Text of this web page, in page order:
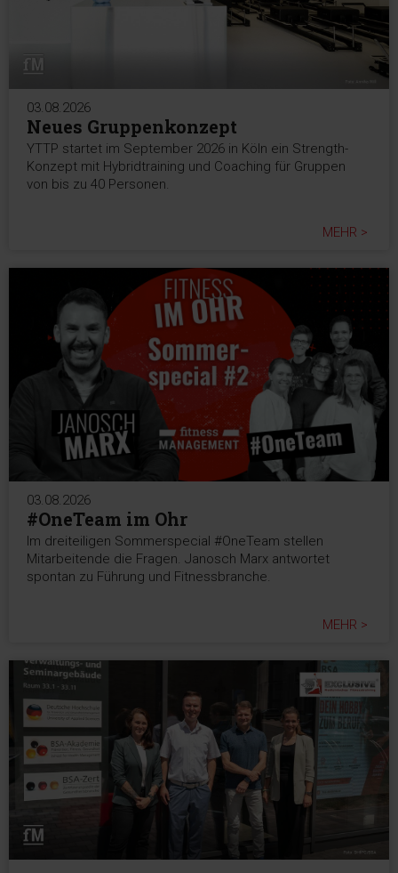
03.08.2026
Neues Gruppenkonzept
YTTP startet im September 2026 in Köln ein Strength-
Konzept mit Hybridtraining und Coaching für Gruppen
von bis zu 40 Personen.
MEHR >
03.08.2026
#OneTeam im Ohr
Im dreiteiligen Sommerspecial #OneTeam stellen
Mitarbeitende die Fragen. Janosch Marx antwortet
spontan zu Führung und Fitnessbranche.
MEHR >